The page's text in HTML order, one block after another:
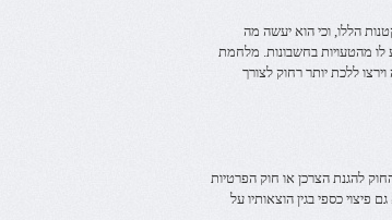
הללו, וכי הוא יעשה מה
לו מהטעויות בחשבונות. מלחמת
ללכת יותר רחוק לצורך
להגנת הצרכן או חוק הפרטיות
כספי בגין הוצאותיו על